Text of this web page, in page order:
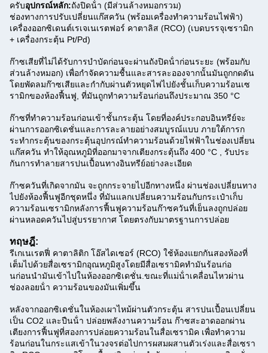
ครับอุปกรณ์หลัก:ถังปิดน้ํา (มีส่วนล้างหมอกรวม)
ช่องทางการปรับเปลี่ยนแก๊สควัน (พร้อมเครื่องทําความร้อนไฟฟ้า)
เครื่องออกซิเดนต์เรเจเนเรตฟอร์ คาตาลิส (RCO) (เบดบรรจุเซรามิก
+ เครื่องกระตุ้น Pt/Pd)
ก๊าซเสียที่ไม่ได้รับการบําบัดก่อนจะผ่านถังปิดน้ําก่อนระยะ (พร้อมกับ
ส่วนล้างหมอก) เพื่อกําจัดความชื้นและสารละอองจากนั้นมันถูกกดดัน
โดยพัดลมก๊าซเสียและกํากับผ่านตัวหยุดไฟไปยังชั้นเก็บความร้อนเซ
รามิกของห้องฟื้นฟู, ที่มันถูกทําความร้อนก่อนถึงประมาณ 350 °C
ก๊าซที่ทําความร้อนก่อนเข้าชั้นกระตุ้น โดยที่องค์ประกอบอินทรีย์จะ
ผ่านการออกซิเดชั่นและการละลายอย่างสมบูรณ์แบบ ภายใต้การก
ระทํากระตุ้นของกระตุ้นอุปกรณ์ทําความร้อนด้วยไฟฟ้าในช่องเปลี่ยน
แก๊สควัน ทําให้อุณหภูมิที่ออกมาจากเตียงกระตุ้นถึง 400 °C , รับประ
กันการทําลายสารปนเปื้อนทางอินทรีย์อย่างละเอียด
ก๊าซควันที่เกิดจากมัน จะถูกกระจายไปอีกทางหนึ่ง ผ่านช่องเปลี่ยนทาง
ไปยังห้องฟื้นฟูอีกชุดหนึ่ง ที่มันแลกเปลี่ยนความร้อนกับกระเป๋าเก็บ
ความร้อนเซรามิกหลังการฟื้นฟูความร้อนก๊าซควันที่เย็นลงถูกปล่อย
ผ่านหลอดควันไปสู่บรรยากาศ โดยตรงกับมาตรฐานการปล่อย
ทฤษฎี:
รีเกเนเรตฟี่ คาตาลิติก โอ๊สไดเซอร์ (RCO) ใช้ห้องแยกกันสองห้องที่
เต็มไปด้วยสื่อเซรามิกอุณหภูมิสูงโดยมีสื่อเซรามิคทํามันร้อนก่อ
นก่อนนํามันเข้าไปในห้องออกซิเดชั่น. ขณะที่แม่น้ําเคลื่อนไหวผ่าน
ช่องลอยน้ํา ความร้อนของมันเพิ่มขึ้น
หลังจากออกซิเดชั่นในห้องเผาไหม้ผ่านตัวกระตุ้น สารปนเปื้อนเปลี่ยน
เป็น CO2 และปืนน้ํา ปล่อยพลังงานความร้อน ก๊าซสะอาดออกผ่าน
เตียงการฟื้นฟูที่สองการปล่อยความร้อนในสื่อเซรามิค เพื่อทําความ
ร้อนก่อนในกระแสเข้าในวงจรต่อไปการผสมผสานตัวเร่งและสื่อเซรา